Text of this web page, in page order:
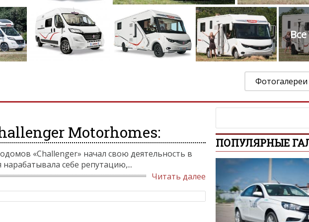
Фотогалереи
Motorhomes:
«Challenger» начал свою деятельность в
себе репутацию,...
Читать далее
ПОПУЛЯРНЫЕ